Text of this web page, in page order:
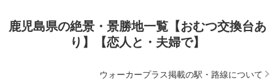
鹿児島県の絶景・景勝地一覧【おむつ交換台あ
り】【恋人と・夫婦で】
ウォーカープラス掲載の駅・路線について